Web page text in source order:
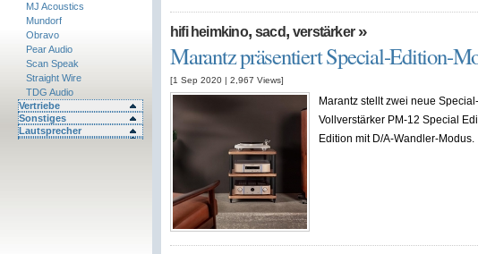
MJ Acoustics
Mundorf
Obravo
Pear Audio
Scan Speak
Straight Wire
TDG Audio
Vertriebe
Sonstiges
Lautsprecher
hifi heimkino, sacd, verstärker»
Marantz präsentiert Special-Edition-
[1 Sep 2020 | 2,967 Views]
Marantz stellt zwei neue
Vollverstärker PM-12 Special
Edition mit D/A-Wandler-Modus.